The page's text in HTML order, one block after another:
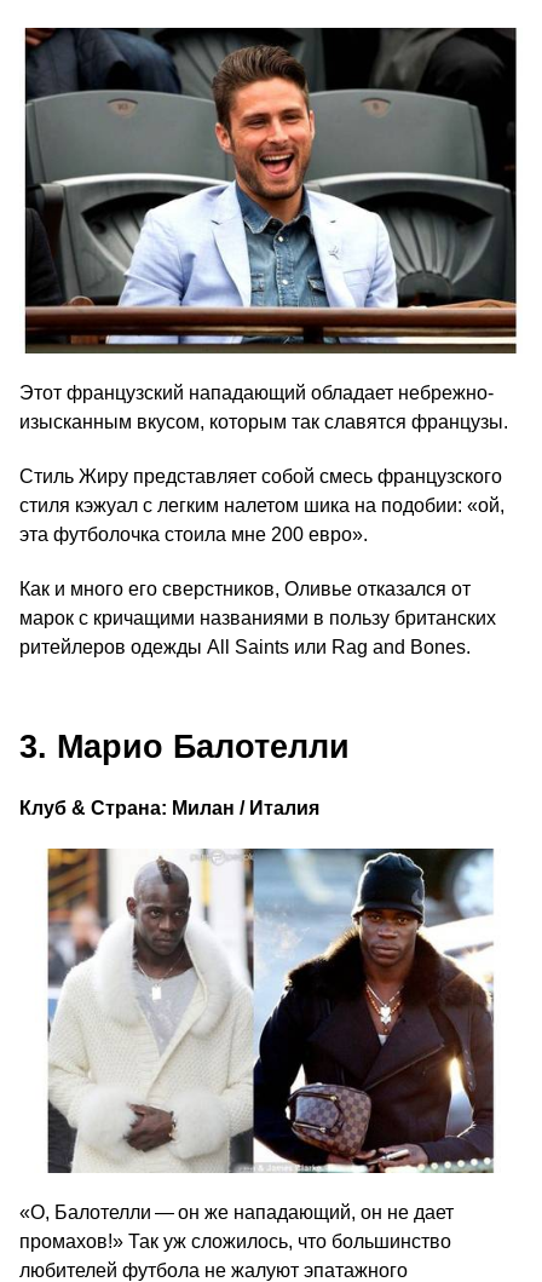
Этот французский нападающий обладает небрежно-
изысканным вкусом, которым так славятся французы.
Стиль Жиру представляет собой смесь французского
стиля кэжуал с легким налетом шика на подобии: «ой,
эта футболочка стоила мне 200 евро».
Как и много его сверстников, Оливье отказался от
марок с кричащими названиями в пользу британских
ритейлеров одежды All Saints или Rag and Bones.
3. Марио Балотелли
Клуб & Страна: Милан / Италия
«O, Балотелли — он же нападающий, он не дает
промахов!» Так уж сложилось, что большинство
любителей футбола не жалуют эпатажного